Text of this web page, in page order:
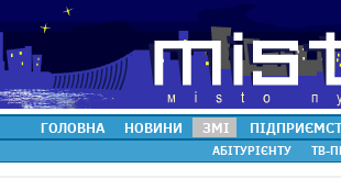
ГОЛОВНА НОВИНИ ЗМІ
АБІТУРІЄНТУ ТВ-